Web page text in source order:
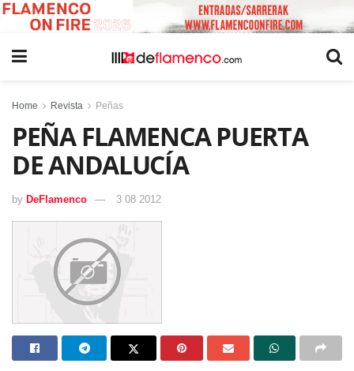
Home Revista Peñas
PEÑA FLAMENCA PUERTA
DE ANDALUCÍA
by DeFlamenco 3 08 2012